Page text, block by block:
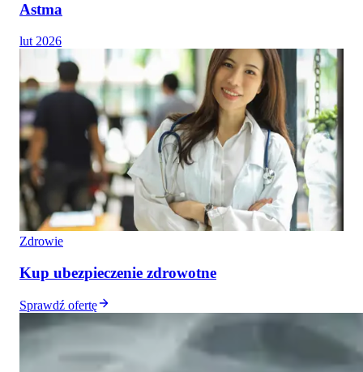
Astma
lut 2026
Zdrowie
Kup ubezpieczenie zdrowotne
Sprawdź ofertę